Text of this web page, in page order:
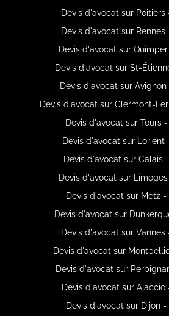
Devis d'avocat sur Poitiers
Devis d'avocat sur Rennes
Devis d'avocat sur
Devis d'avocat sur St-
Devis d'avocat sur
Devis d'avocat sur Clermont-
Devis d'avocat sur Tours
Devis d'avocat sur Lorient
Devis d'avocat sur Calais
Devis d'avocat sur
Devis d'avocat sur Metz -
Devis d'avocat sur
Devis d'avocat sur Vannes
Devis d'avocat sur
Devis d'avocat sur
Devis d'avocat sur Ajaccio
Devis d'avocat sur Dijon